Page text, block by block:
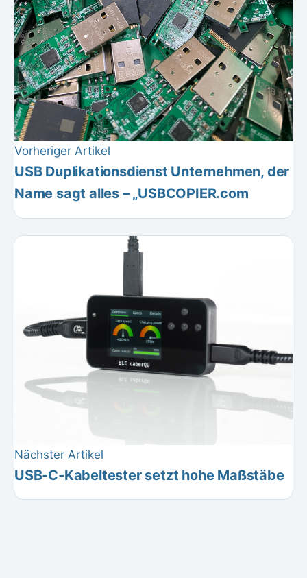
Vorheriger Artikel
USB Duplikationsdienst Unternehmen, der
Name sagt alles – „USBCOPIER.com
Nächster Artikel
USB-C-Kabeltester setzt hohe Maßstäbe